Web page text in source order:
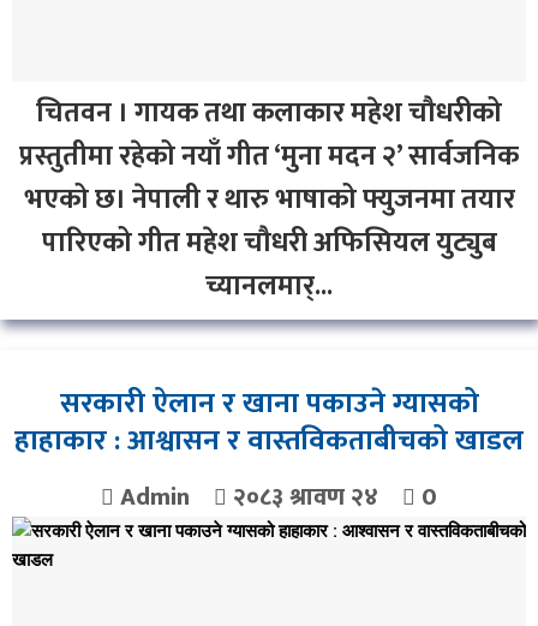
चितवन । गायक तथा कलाकार महेश चौधरीको
प्रस्तुतीमा रहेको नयाँ गीत ‘मुना मदन २’ सार्वजनिक
भएको छ। नेपाली र थारु भाषाको फ्युजनमा तयार
पारिएको गीत महेश चौधरी अफिसियल युट्युब
च्यानलमार्...
सरकारी ऐलान र खाना पकाउने ग्यासको
हाहाकार : आश्वासन र वास्तविकताबीचको खाडल
Admin २०८३ श्रावण २४ 0